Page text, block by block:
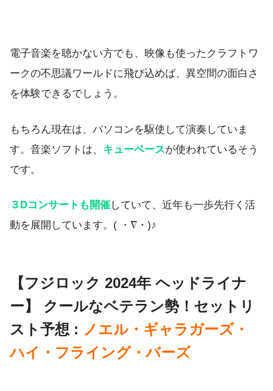
電子音楽を聴かない方でも、映像も使ったクラフトワ
ークの不思議ワールドに飛び込めば、異空間の面白さ
を体験できるでしょう。
もちろん現在は、パソコンを駆使して演奏していま
す。音楽ソフトは、 キューベースが使われているそう
です。
３Dコンサートも開催していて、近年も一歩先行く活
動を展開しています。( ・∇・)♪
【フジロック 2024年 ヘッドライナ
ー】 クールなベテラン勢！セットリ
スト予想 : ノエル・ギャラガーズ・
ハイ・フライング・バーズ